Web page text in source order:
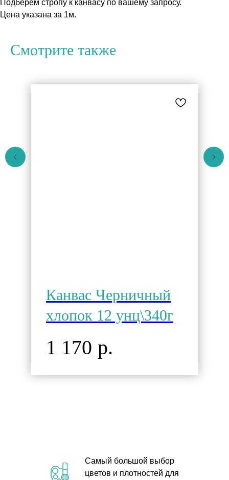
Подберем стропу к канвасу по вашему запросу.
Цена указана за 1м.
Смотрите также
Канвас Черничный
хлопок 12 унц\340г
1 170 р.
Самый большой выбор
цветов и плотностей для